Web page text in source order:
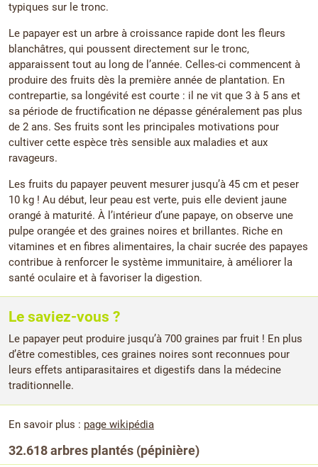
typiques sur le tronc.
Le papayer est un arbre à croissance rapide dont les fleurs
blanchâtres, qui poussent directement sur le tronc,
apparaissent tout au long de l’année. Celles-ci commencent à
produire des fruits dès la première année de plantation. En
contrepartie, sa longévité est courte : il ne vit que 3 à 5 ans et
sa période de fructification ne dépasse généralement pas plus
de 2 ans. Ses fruits sont les principales motivations pour
cultiver cette espèce très sensible aux maladies et aux
ravageurs.
Les fruits du papayer peuvent mesurer jusqu’à 45 cm et peser
10 kg ! Au début, leur peau est verte, puis elle devient jaune
orangé à maturité. À l’intérieur d’une papaye, on observe une
pulpe orangée et des graines noires et brillantes. Riche en
vitamines et en fibres alimentaires, la chair sucrée des papayes
contribue à renforcer le système immunitaire, à améliorer la
santé oculaire et à favoriser la digestion.
Le saviez-vous ?
Le papayer peut produire jusqu’à 700 graines par fruit ! En plus
d’être comestibles, ces graines noires sont reconnues pour
leurs effets antiparasitaires et digestifs dans la médecine
traditionnelle.
En savoir plus : page wikipédia
32.618 arbres plantés (pépinière)